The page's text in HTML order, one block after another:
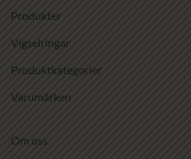
Produkter
Vigselringar
Produktkategorier
Varumärken
Om oss